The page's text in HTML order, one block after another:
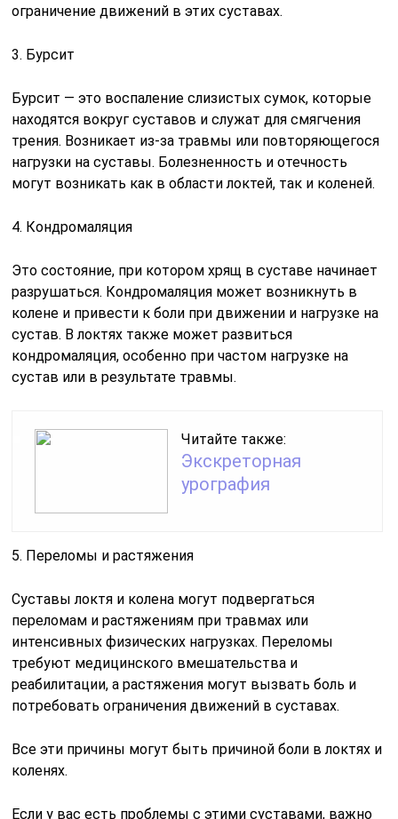
ограничение движений в этих суставах.
3. Бурсит
Бурсит — это воспаление слизистых сумок, которые
находятся вокруг суставов и служат для смягчения
трения. Возникает из-за травмы или повторяющегося
нагрузки на суставы. Болезненность и отечность
могут возникать как в области локтей, так и коленей.
4. Кондромаляция
Это состояние, при котором хрящ в суставе начинает
разрушаться. Кондромаляция может возникнуть в
колене и привести к боли при движении и нагрузке на
сустав. В локтях также может развиться
кондромаляция, особенно при частом нагрузке на
сустав или в результате травмы.
Читайте также:
Экскреторная
урография
5. Переломы и растяжения
Суставы локтя и колена могут подвергаться
переломам и растяжениям при травмах или
интенсивных физических нагрузках. Переломы
требуют медицинского вмешательства и
реабилитации, а растяжения могут вызвать боль и
потребовать ограничения движений в суставах.
Все эти причины могут быть причиной боли в локтях и
коленях.
Если у вас есть проблемы с этими суставами, важно